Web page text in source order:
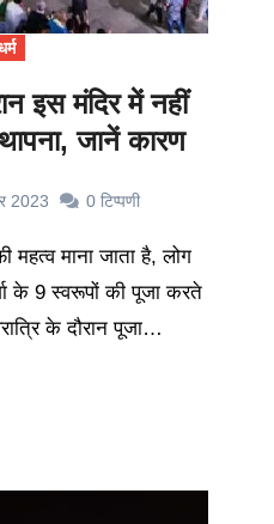
इस मंदिर में नहीं
जानें कारण
2023 0 टिप्पणी
के 9 स्वरूपों की पूजा करते
के दौरान पूजा…